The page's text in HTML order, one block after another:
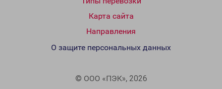
Карта сайта
Направления
© ООО «ПЭК», 2026
О защите персональных данных